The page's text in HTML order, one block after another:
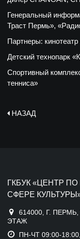
Генеральный
Траст Пермь»,
Партнеры:
Детский технопарк
Спортивный
тенниса»
НАЗАД
ГКБУК «ЦЕНТР
СФЕРЕ
614000, Г.
ЭТАЖ
ПН-ЧТ 09:00-